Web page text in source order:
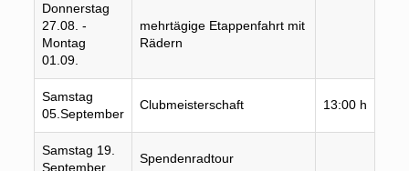
Donnerstag
27.08. -
Montag
01.09.
mehrtägige Etappenfahrt mit
Rädern
Samstag
05.September
Clubmeisterschaft 13:00 h
Samstag 19.
September
Spendenradtour